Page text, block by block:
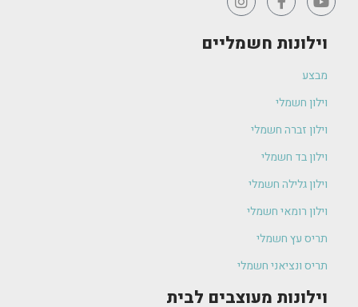
וילונות חשמליים
מבצע
וילון חשמלי
וילון זברה חשמלי
וילון בד חשמלי
וילון גלילה חשמלי
וילון רומאי חשמלי
תריס עץ חשמלי
תריס ונציאני חשמלי
וילונות מעוצבים לבית